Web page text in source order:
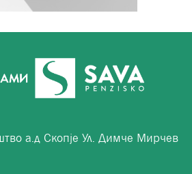
а.д Скопје Ул. Димче Мирчев